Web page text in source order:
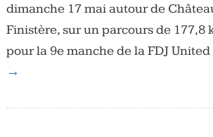
dimanche 17 mai autour de
Finistère, sur un parcours de 177,8
pour la 9e manche de la FDJ United
→